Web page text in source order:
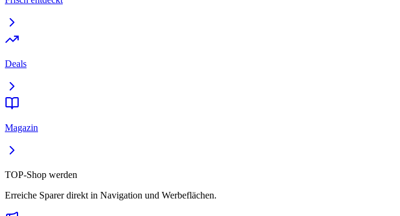
Deals
Magazin
TOP-Shop werden
Erreiche Sparer direkt in Navigation und Werbeflächen.